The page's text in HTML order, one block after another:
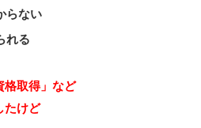
らない
れる
格取得」など
たけど